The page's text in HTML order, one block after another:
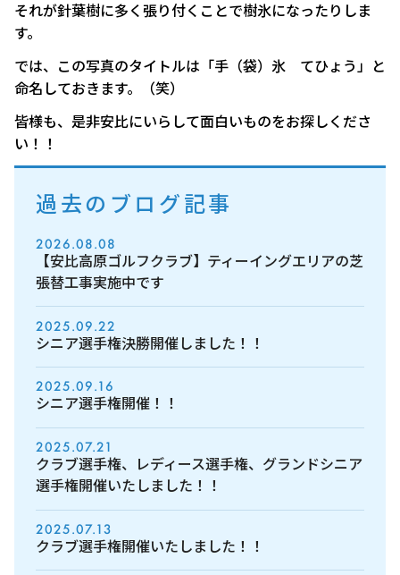
それが針葉樹に多く張り付くことで樹氷になったりしま
す。
では、この写真のタイトルは「手（袋）氷 てひょう」と
命名しておきます。（笑）
皆様も、是非安比にいらして面白いものをお探しくださ
い！！
過去のブログ記事
2026.08.08
【安比高原ゴルフクラブ】ティーイングエリアの芝
張替工事実施中です
2025.09.22
シニア選手権決勝開催しました！！
2025.09.16
シニア選手権開催！！
2025.07.21
クラブ選手権、レディース選手権、グランドシニア
選手権開催いたしました！！
2025.07.13
クラブ選手権開催いたしました！！